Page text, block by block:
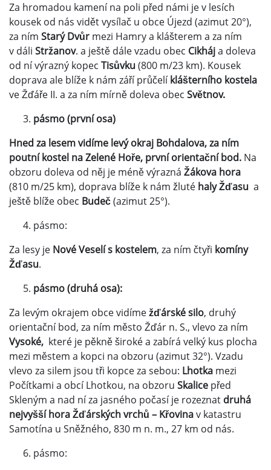
Za hromadou kamení na poli před námi je v lesích
kousek od nás vidět vysílač u obce Újezd (azimut 20°),
za ním Starý Dvůr mezi Hamry a klášterem a za ním
v dáli Stržanov. a ještě dále vzadu obec Cikhája doleva
od ní výrazný kopec Tisůvku(800 m/23 km). Kousek
doprava ale blíže k nám září průčelíklášterního kostela
ve Žďáře II. a za ním mírně doleva obec Světnov.
pásmo (první osa)
Hned za lesem vidíme levý okraj Bohdalova, za ním
poutní kostel na Zelené Hoře, první orientační bod. Na
obzoru doleva od něj je méně výrazná Žákova hora
(810 m/25 km), doprava blíže k nám žluté haly Žďasu a
ještě blíže obec Budeč(azimut 25°).
pásmo:
Za lesy je Nové Veselí s kostelem, za ním čtyři komíny
Žďasu.
pásmo (druhá osa):
Za levým okrajem obce vidímežďárské silo, druhý
orientační bod, za ním město Žďár n. S., vlevo za ním
Vysoké, které je pěkně široké a zabírá velký kus plocha
mezi městem a kopci na obzoru (azimut 32°). Vzadu
vlevo za silem jsou tři kopce za sebou: Lhotka mezi
Počítkami a obcí Lhotkou, na obzoru Skalice před
Skleným a nad ní za jasného počasí je rozeznat druhá
nejvyšší hora Žďárských vrchů – Křovinav katastru
Samotína u Sněžného, 830 m n. m., 27 km od nás.
pásmo: